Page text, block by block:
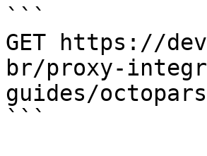
```
GET https://
br/proxy-
guides/
```